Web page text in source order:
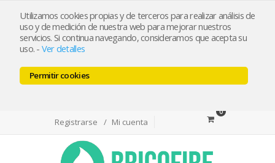
Utilizamos cookies propias y de terceros para realizar análisis de
uso y de medición de nuestra web para mejorar nuestros
servicios. Si continua navegando, consideramos que acepta su
uso. - Ver detalles
Permitir cookies
bricofireshop@yahoo.es
Tlf 968974715 / Whatsapp 644501550
Registrarse Mi cuenta
0